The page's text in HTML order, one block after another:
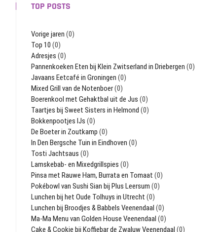
TOP POSTS
Vorige jaren (0)
Top 10 (0)
Adresjes (0)
Pannenkoeken Eten bij Klein Zwitserland in Driebergen (0)
Javaans Eetcafé in Groningen (0)
Mixed Grill van de Notenboer(0)
Boerenkool met Gehaktbal uit de Jus (0)
Taartjes bij Sweet Sisters in Helmond (0)
Bokkenpootjes IJs (0)
De Boeter in Zoutkamp (0)
In Den Bergsche Tuin in Eindhoven (0)
Tosti Jachtsaus (0)
Lamskebab- en Mixedgrillspies (0)
Pinsa met Rauwe Ham, Burrata en Tomaat (0)
Pokébowl van Sushi Sian bij Plus Leersum (0)
Lunchen bij het Oude Tolhuys in Utrecht (0)
Lunchen bij Broodjes & Babbels Veenendaal (0)
Ma-Ma Menu van Golden House Veenendaal (0)
Cake & Cookie bij Koffiebar de Zwaluw Veenendaal (0)